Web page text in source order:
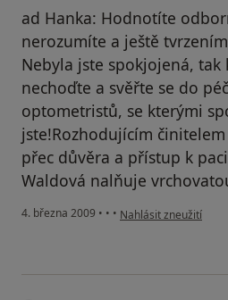
ad Hanka: Hodnotíte
nerozumíte a ještě
Nebyla jste spokjojená, tak
nechoďte a svěřte se do
optometristů, se kterými
jste!Rozhodujícím
přec důvěra a přístup k
Waldová nalňuje
4. března 2009 • • • podle názoru uživatele
Nahlásit zneužití